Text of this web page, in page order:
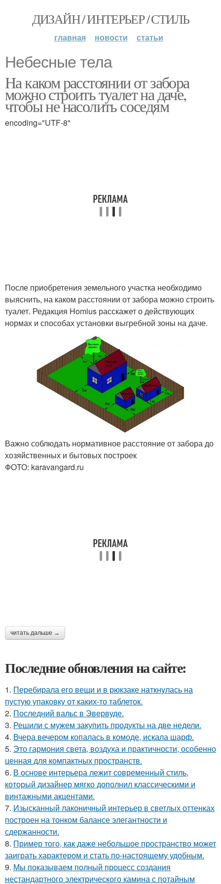
ДИЗАЙН / ИНТЕРЬЕР / СТИЛЬ
главная новости статьи
Небесные тела
На каком расстоянии от забора
можно строить туалет на даче,
чтобы не насолить соседям
encoding="UTF-8"
После приобретения земельного участка необходимо
выяснить, на каком расстоянии от забора можно строить
туалет. Редакция Homius расскажет о действующих
нормах и способах установки выгребной зоны на даче.
Важно соблюдать нормативное расстояние от забора до
хозяйственных и бытовых построек
ФОТО: karavangard.ru
читать дальше →
Последние обновления на сайте:
1. Перебирала его вещи и в рюкзаке наткнулась на
пустую упаковку от каких-то таблеток.
2. Последний вальс в Эвервуде.
3. Решили с мужем закупить продукты на две недели.
4. Вчера вечером копалась в комоде, искала шарф.
5. Это гармония света, воздуха и практичности, особенно
ценная для компактных пространств.
6. В основе интерьера лежит современный стиль,
который дизайнер мягко дополнил классическими и
винтажными акцентами.
7. Изысканный лаконичный интерьер в светлых оттенках
построен на тонком балансе элегантности и
сдержанности.
8. Пример того, как даже небольшое пространство может
заиграть характером и стать по-настоящему удобным.
9. Мы показываем полный процесс создания
нестандартного электрического камина с потайным